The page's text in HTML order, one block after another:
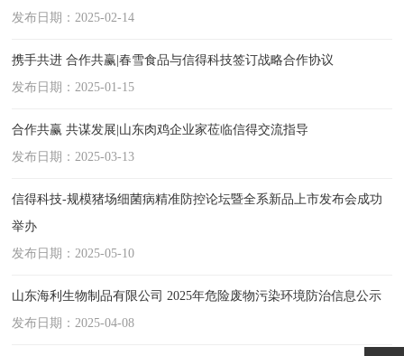
发布日期：2025-02-14
携手共进 合作共赢|春雪食品与信得科技签订战略合作协议
发布日期：2025-01-15
合作共赢 共谋发展|山东肉鸡企业家莅临信得交流指导
发布日期：2025-03-13
信得科技-规模猪场细菌病精准防控论坛暨全系新品上市发布会成功
举办
发布日期：2025-05-10
山东海利生物制品有限公司 2025年危险废物污染环境防治信息公示
发布日期：2025-04-08